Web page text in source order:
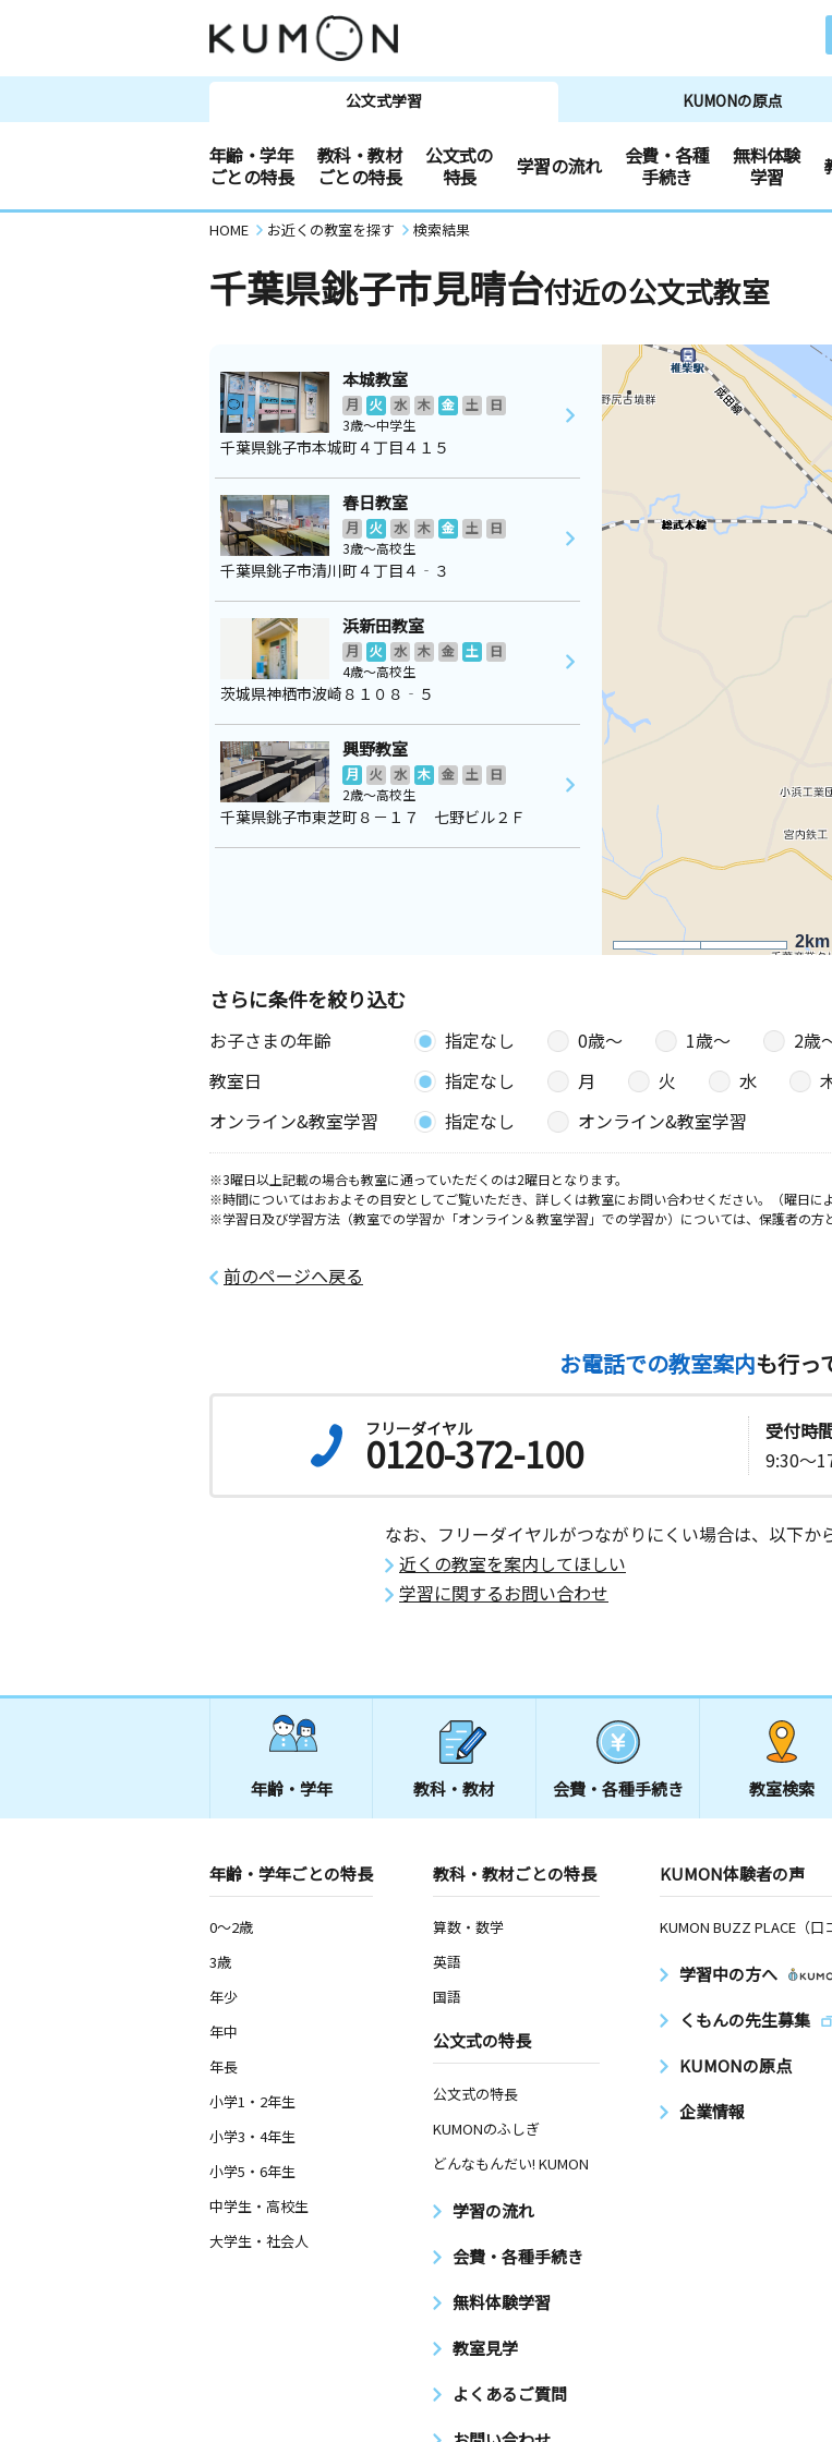
公文式学習 KUMONの原点
年齢・学年
ごとの特長
教科・教材
ごとの特長
公文式の
特長
学習の流れ
会費・各種
手続き
無料体験
学習
HOME お近くの教室を探す 検索結果
千葉県銚子市見晴台付近の公文式教室
2km
本城教室
月 火 水 木 金 土
日
3歳～中学生
千葉県銚子市本城町４丁目４１５
春日教室
月 火 水 木 金 土
日
3歳～高校生
千葉県銚子市清川町４丁目４‐３
浜新田教室
月 火 水 木 金 土
日
4歳～高校生
茨城県神栖市波崎８１０８‐５
興野教室
月 火 水 木 金 土
日
2歳～高校生
千葉県銚子市東芝町８－１７ 七野ビル２Ｆ
さらに条件を絞り込む
お子さまの年齢 指定なし 0歳〜 1歳〜 2歳
教室日
指定なし 月 火 水
オンライン&教室学習
指定なし オンライン&教室学習
※3曜日以上記載の場合も教室に通っていただくのは2曜日となります。
※時間についてはおおよその目安としてご覧いただき、詳しくは教室にお問い合わせください。（曜日に
※学習日及び学習方法（教室での学習か「オンライン＆教室学習」での学習か）については、保護者の方
前のページへ戻る
お電話での教室案内も行っ
フリーダイヤル
0120-372-100
受付時
9:30～
なお、フリーダイヤルがつながりにくい場合は、以下か
近くの教室を案内してほしい
学習に関するお問い合わせ
年齢・学年 教科・教材 会費・ 各種手続き 教室検索
年齢・学年ごとの特長
0～2歳
3歳
年少
年中
年長
小学1・2年生
小学3・4年生
小学5・6年生
中学生・高校生
大学生・社会人
教科・教材ごとの特長
算数・数学
英語
国語
公文式の特長
公文式の特長
KUMONのふしぎ
どんなもんだい! KUMON
学習の流れ
会費・各種手続き
無料体験学習
教室見学
よくあるご質問
KUMON体験者の声
KUMON BUZZ PLACE（口
学習中の方へ
くもんの先生募集
KUMONの原点
企業情報